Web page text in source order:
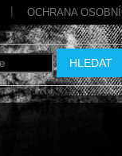
OCHRANA
HLEDAT